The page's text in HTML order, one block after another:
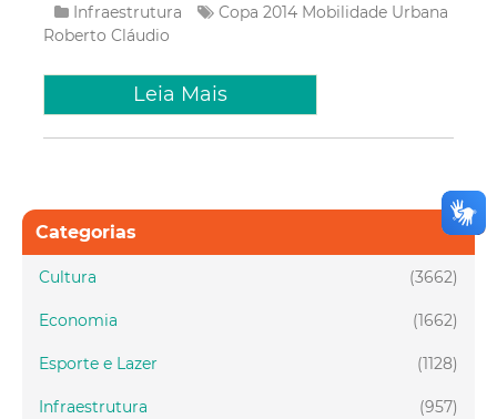
Infraestrutura Copa 2014 Mobilidade Urbana
Roberto Cláudio
Leia Mais
Categorias
(3662)
Cultura
(1662)
Economia
(1128)
Esporte e Lazer
(957)
Infraestrutura